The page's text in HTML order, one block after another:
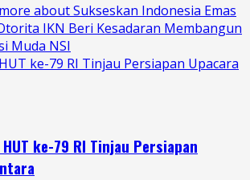
about Sukseskan Indonesia Emas
IKN Beri Kesadaran Membangun
Muda NSI
ke-79 RI Tinjau Persiapan Upacara
ke-79 RI Tinjau Persiapan